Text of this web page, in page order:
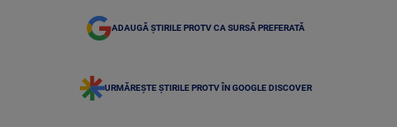
ADAUGĂ ȘTIRILE PROTV CA SURSĂ PREFERATĂ
URMĂREȘTE ȘTIRILE PROTV ÎN GOOGLE DISCOVER